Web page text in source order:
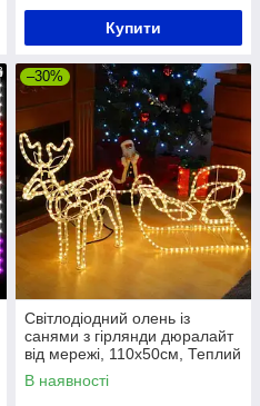
Купити
–30%
Світлодіодний олень із
санями з гірлянди дюралайт
від мережі, 110х50см, Теплий
білий / Олень, що світиться з
санями
В наявності